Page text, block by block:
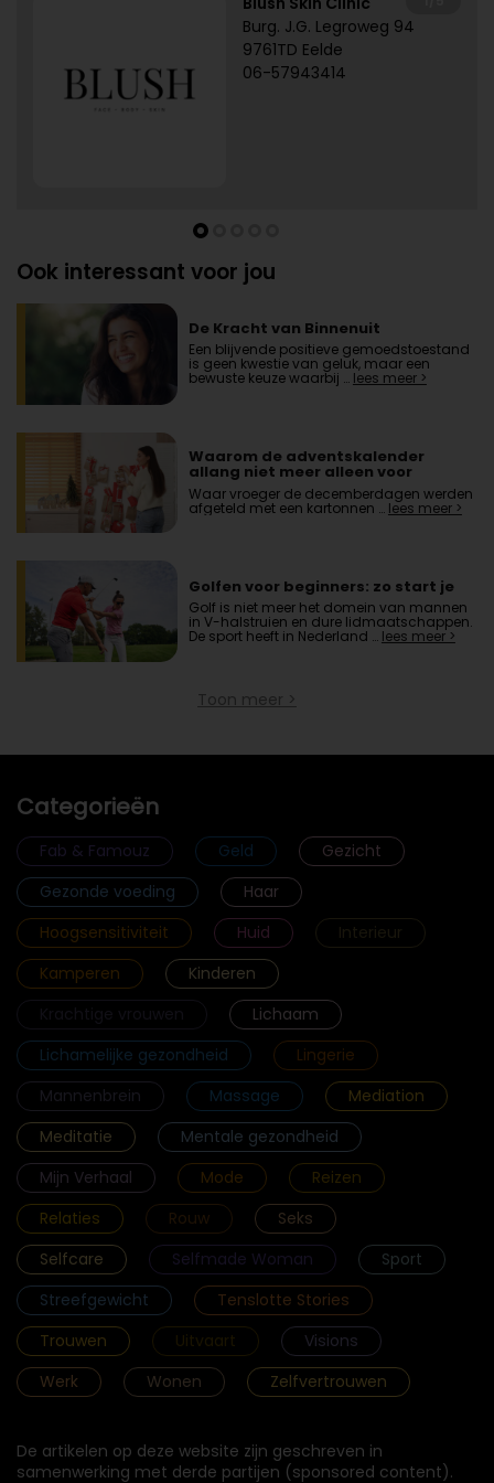
Burg. J.G. Legroweg 94
9761TD Eelde
06-57943414
Ook interessant voor jou
De Kracht van Binnenuit
Een blijvende positieve gemoedstoestand
is geen kwestie van geluk, maar een
bewuste keuze waarbij … lees meer >
Waarom de adventskalender
allang niet meer alleen voor
kinderen is
Waar vroeger de decemberdagen werden
afgeteld met een kartonnen … lees meer >
Golfen voor beginners: zo start je
Golf is niet meer het domein van mannen
in V-halstruien en dure lidmaatschappen.
De sport heeft in Nederland … lees meer >
Toon meer >
Categorieën
Fab & Famouz Geld
Gezicht
Gezonde voeding
Haar
Hoogsensitiviteit
Huid
Interieur
Kamperen
Kinderen
Lichaam
Lichamelijke gezondheid
Lingerie
Mannenbrein
Massage
Mediation
Meditatie
Mentale gezondheid
Mijn Verhaal
Mode
Reizen
Relaties
Rouw
Seks
Selfcare
Selfmade Woman
Sport
Streefgewicht
Tenslotte Stories
Trouwen
Uitvaart
Visions
Werk
Wonen Zelfvertrouwen
De artikelen op deze website zijn geschreven in
samenwerking met derde partijen (sponsored content).